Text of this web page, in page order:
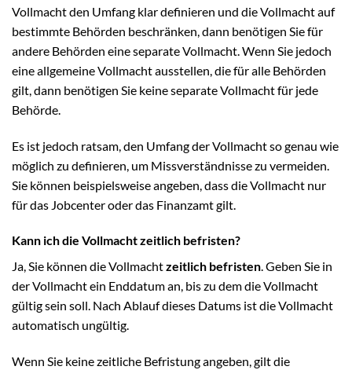
Vollmacht den Umfang klar definieren und die Vollmacht auf
bestimmte Behörden beschränken, dann benötigen Sie für
andere Behörden eine separate Vollmacht. Wenn Sie jedoch
eine allgemeine Vollmacht ausstellen, die für alle Behörden
gilt, dann benötigen Sie keine separate Vollmacht für jede
Behörde.
Es ist jedoch ratsam, den Umfang der Vollmacht so genau wie
möglich zu definieren, um Missverständnisse zu vermeiden.
Sie können beispielsweise angeben, dass die Vollmacht nur
für das Jobcenter oder das Finanzamt gilt.
Kann ich die Vollmacht zeitlich befristen?
Ja, Sie können die Vollmachtzeitlich befristen. Geben Sie in
der Vollmacht ein Enddatum an, bis zu dem die Vollmacht
gültig sein soll. Nach Ablauf dieses Datums ist die Vollmacht
automatisch ungültig.
Wenn Sie keine zeitliche Befristung angeben, gilt die